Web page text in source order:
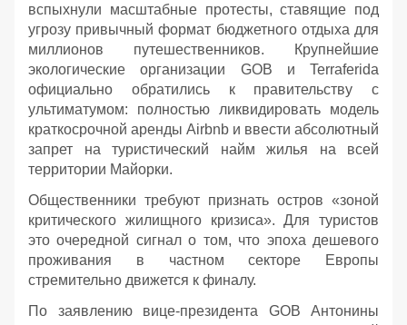
вспыхнули масштабные протесты, ставящие под
угрозу привычный формат бюджетного отдыха для
миллионов путешественников. Крупнейшие
экологические организации GOB и Terraferida
официально обратились к правительству с
ультиматумом: полностью ликвидировать модель
краткосрочной аренды Airbnb и ввести абсолютный
запрет на туристический найм жилья на всей
территории Майорки.
Общественники требуют признать остров «зоной
критического жилищного кризиса». Для туристов
это очередной сигнал о том, что эпоха дешевого
проживания в частном секторе Европы
стремительно движется к финалу.
По заявлению вице-президента GOB Антонины